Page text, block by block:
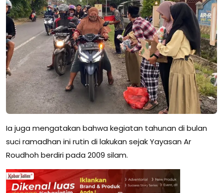
Ia juga mengatakan bahwa kegiatan tahunan di bulan
suci ramadhan ini rutin di lakukan sejak Yayasan Ar
Roudhoh berdiri pada 2009 silam.